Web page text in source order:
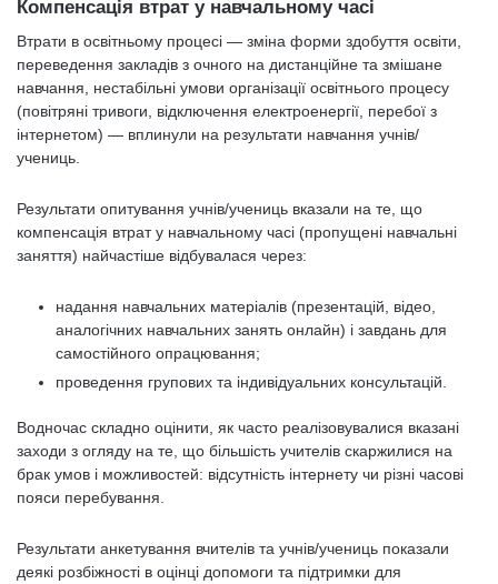
Компенсація втрат у навчальному часі
Втрати в освітньому процесі — зміна форми здобуття освіти,
переведення закладів з очного на дистанційне та змішане
навчання, нестабільні умови організації освітнього процесу
(повітряні тривоги, відключення електроенергії, перебої з
інтернетом) — вплинули на результати навчання учнів/
учениць.
Результати опитування учнів/учениць вказали на те, що
компенсація втрат у навчальному часі (пропущені навчальні
заняття) найчастіше відбувалася через:
надання навчальних матеріалів (презентацій, відео,
аналогічних навчальних занять онлайн) і завдань для
самостійного опрацювання;
проведення групових та індивідуальних консультацій.
Водночас складно оцінити, як часто реалізовувалися вказані
заходи з огляду на те, що більшість учителів скаржилися на
брак умов і можливостей: відсутність інтернету чи різні часові
пояси перебування.
Результати анкетування вчителів та учнів/учениць показали
деякі розбіжності в оцінці допомоги та підтримки для